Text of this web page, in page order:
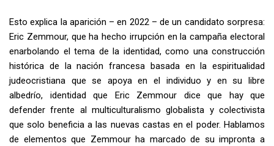
Esto explica la aparición – en 2022 – de un candidato sorpresa:
Eric Zemmour, que ha hecho irrupción en la campaña electoral
enarbolando el tema de la identidad, como una construcción
histórica de la nación francesa basada en la espiritualidad
judeocristiana que se apoya en el individuo y en su libre
albedrío, identidad que Eric Zemmour dice que hay que
defender frente al multiculturalismo globalista y colectivista
que solo beneficia a las nuevas castas en el poder. Hablamos
de elementos que Zemmour ha marcado de su impronta a